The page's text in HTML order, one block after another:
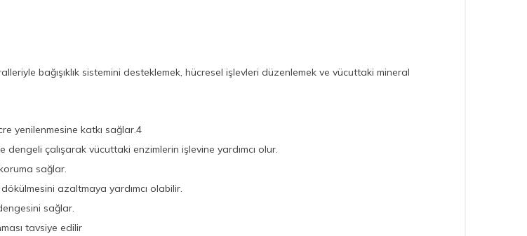
bağışıklık sistemini desteklemek, hücresel işlevleri düzenlemek ve vücuttaki mineral
yenilenmesine katkı sağlar.4
dengeli çalışarak vücuttaki enzimlerin işlevine yardımcı olur.
sağlar.
dökülmesini azaltmaya yardımcı olabilir.
sağlar.
tavsiye edilir